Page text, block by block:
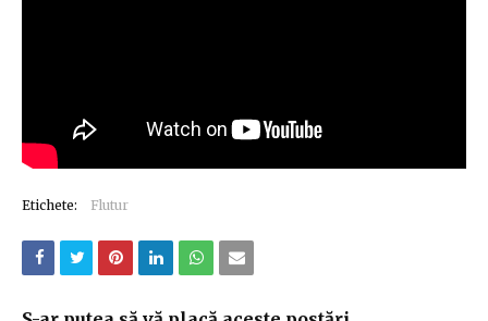
Etichete: Flutur